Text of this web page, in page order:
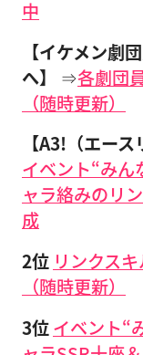
中
【イケメン劇
へ】
⇒各劇団
（随時更新）
【A3!（エー
イベント“みん
ャラ絡みのリ
成
2位 リンクス
（随時更新）
3位イベント“